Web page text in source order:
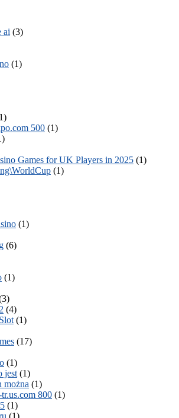
ai (3)
(1)
500 (1)
Games for UK Players in 2025 (1)
(1)
(1)
(6)
(1)
(4)
(1)
(17)
(1)
jest (1)
można (1)
800 (1)
(1)
(1)